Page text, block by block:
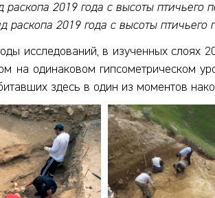
2019 года с высоты птичьего
2019 года с высоты птичьего
исследований, в изученных слоях
на одинаковом гипсометрическом
здесь в один из моментов